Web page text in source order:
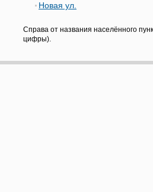
Новая ул.
Справа от названия населённого
цифры).